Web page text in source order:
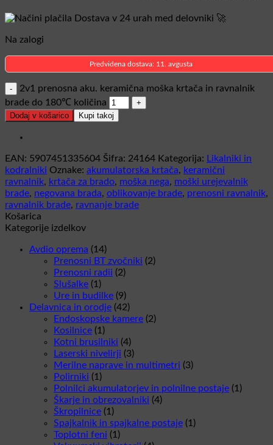
Dostava v 24 urah med delovniki 🚀
Na zalogi
Predvidena dostava: 11. avgusta
2v1 prenosna aku. keramična moška krtača in ravnalnik
brade do 180℃ količina
Dodaj v košarico Kupi takoj
EAN: 5907451335604 Šifra: 24164 Kategorija: Likalniki in
kodralniki Oznake: akumulatorska krtača, keramični
ravnalnik, krtača za brado, moška nega, moški urejevalnik
brade, negovana brada, oblikovanje brade, prenosni ravnalnik,
ravnalnik brade, ravnanje brade
Košarica
Kategorije izdelkov
Avdio oprema (14)
Prenosni BT zvočniki (2)
Prenosni radii (2)
Slušalke (1)
Ure in budilke (9)
Delavnica in orodje (42)
Endoskopske kamere (2)
Kosilnice (1)
Kotni brusilniki (4)
Laserski nivelirji (3)
Merilne naprave in multimetri (3)
Polirniki (1)
Polnilci akumulatorjev in polnilne postaje (1)
Škarje in obrezovalniki (4)
Škropilnice (1)
Spajkalnik in spajkalne postaje (1)
Toplotni feni (1)